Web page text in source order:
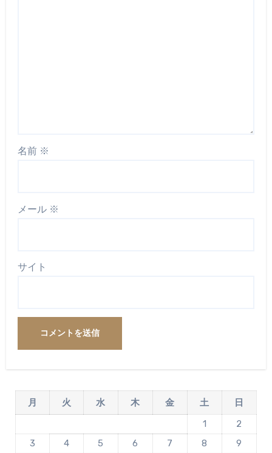
名前 ※
メール ※
サイト
月 火 水 木 金 土
日
1
2
3
4 5 6 7 8
9